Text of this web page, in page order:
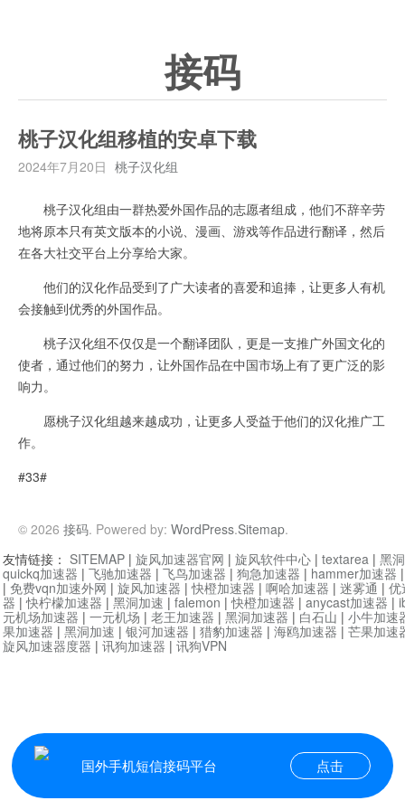
接码
桃子汉化组移植的安卓下载
2024年7月20日 桃子汉化组
桃子汉化组由一群热爱外国作品的志愿者组成，他们不辞辛劳
地将原本只有英文版本的小说、漫画、游戏等作品进行翻译，然后
在各大社交平台上分享给大家。
他们的汉化作品受到了广大读者的喜爱和追捧，让更多人有机
会接触到优秀的外国作品。
桃子汉化组不仅仅是一个翻译团队，更是一支推广外国文化的
使者，通过他们的努力，让外国作品在中国市场上有了更广泛的影
响力。
愿桃子汉化组越来越成功，让更多人受益于他们的汉化推广工
作。
#33#
© 2026 接码. Powered by: WordPress.Sitemap.
国外手机短信接码平台 点击
友情链接： SITEMAP | 旋风加速器官网 | 旋风软件中心 | textarea | 黑
quickq加速器 | 飞驰加速器 | 飞鸟加速器 | 狗急加速器 | hammer加速器
| 免费vqn加速外网 | 旋风加速器 |快橙加速器 | 啊哈加速器 | 迷雾通 | 优
器 |快柠檬加速器 | 黑洞加速 | falemon |快橙加速器 | anycast加速器 |
元机场加速器 | 一元机场 | 老王加速器 | 黑洞加速器 | 白石山 | 小牛加速
果加速器 | 黑洞加速 | 银河加速器 | 猎豹加速器 | 海鸥加速器 | 芒果加速
旋风加速器度器 | 讯狗加速器 | 讯狗VPN